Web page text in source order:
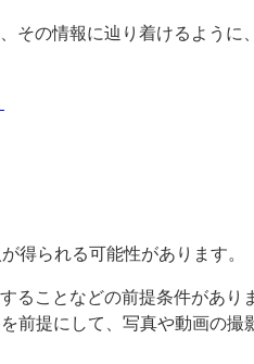
その情報に辿り着けるように
得られる可能性があります。
ることなどの前提条件があり
前提にして、写真や動画の撮